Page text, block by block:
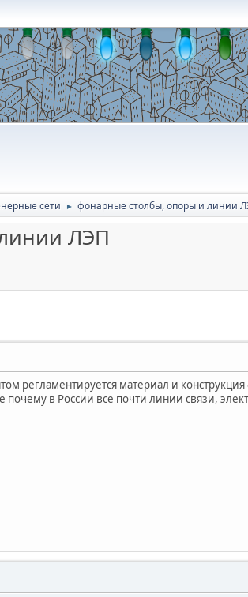
сети ► фонарные столбы, опоры и линии
ЛЭП
регламентируется материал и
почему в России все почти линии связи,